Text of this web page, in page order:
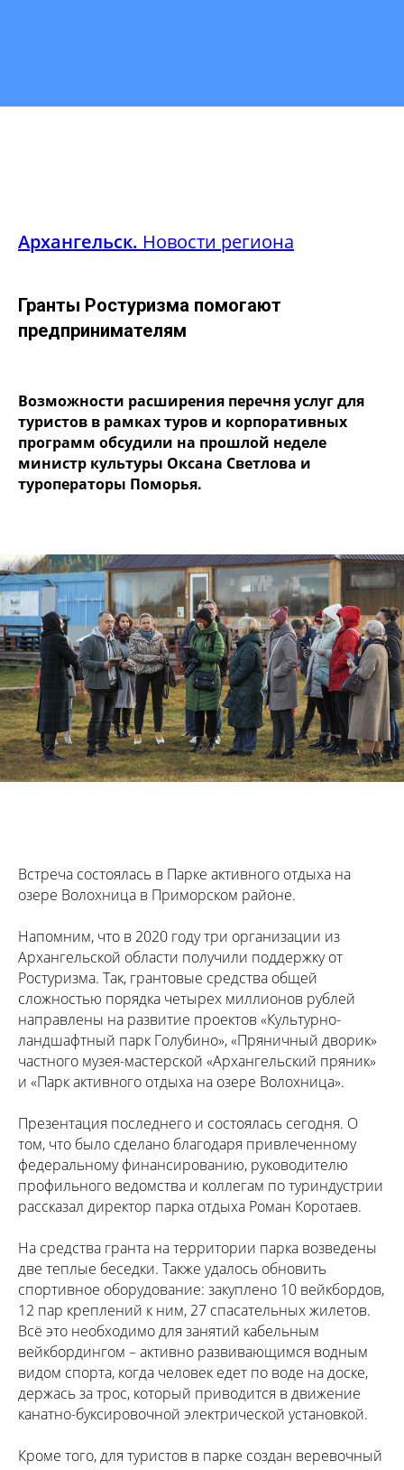
Архангельск. Новости региона
Гранты Ростуризма помогают
предпринимателям
Возможности расширения перечня услуг для
туристов в рамках туров и корпоративных
программ обсудили на прошлой неделе
министр культуры Оксана Светлова и
туроператоры Поморья.
Встреча состоялась в Парке активного отдыха на
озере Волохница в Приморском районе.
Напомним, что в 2020 году три организации из
Архангельской области получили поддержку от
Ростуризма. Так, грантовые средства общей
сложностью порядка четырех миллионов рублей
направлены на развитие проектов «Культурно-
ландшафтный парк Голубино», «Пряничный дворик»
частного музея-мастерской «Архангельский пряник»
и «Парк активного отдыха на озере Волохница».
Презентация последнего и состоялась сегодня. О
том, что было сделано благодаря привлеченному
федеральному финансированию, руководителю
профильного ведомства и коллегам по туриндустрии
рассказал директор парка отдыха Роман Коротаев.
На средства гранта на территории парка возведены
две теплые беседки. Также удалось обновить
спортивное оборудование: закуплено 10 вейкбордов,
12 пар креплений к ним, 27 спасательных жилетов.
Всё это необходимо для занятий кабельным
вейкбордингом – активно развивающимся водным
видом спорта, когда человек едет по воде на доске,
держась за трос, который приводится в движение
канатно-буксировочной электрической установкой.
Кроме того, для туристов в парке создан веревочный